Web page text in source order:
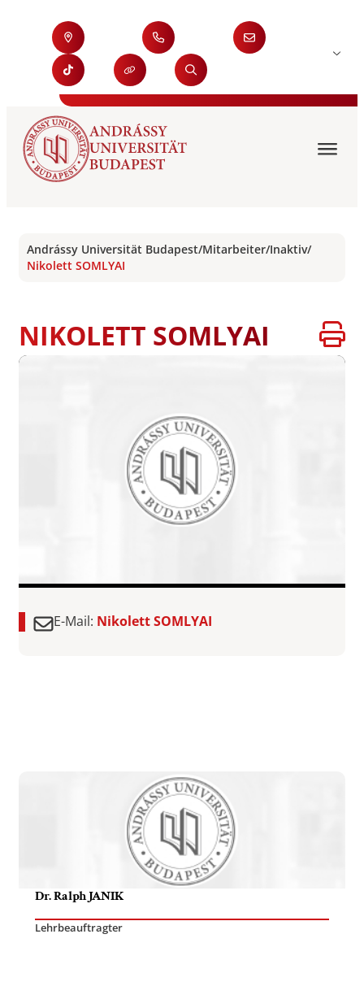
Andrássy Universität Budapest/Mitarbeiter/Inaktiv/
Nikolett SOMLYAI
NIKOLETT SOMLYAI
E-Mail: Nikolett SOMLYAI
Dr. Ralph JANIK
Lehrbeauftragter